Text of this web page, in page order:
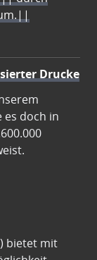
Drucke
es doch in
bietet mit